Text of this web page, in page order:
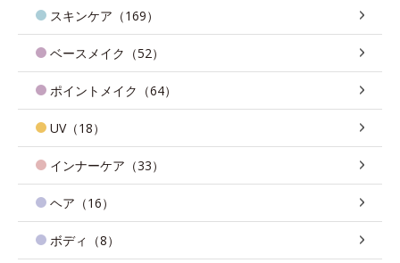
スキンケア（169）
ベースメイク（52）
ポイントメイク（64）
UV（18）
インナーケア（33）
ヘア（16）
ボディ（8）